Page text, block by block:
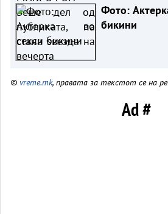
Фото:
бикини
© vreme.mk, правата за текстот се на
Ad #